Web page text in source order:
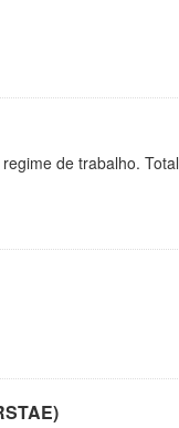
de trabalho. Total